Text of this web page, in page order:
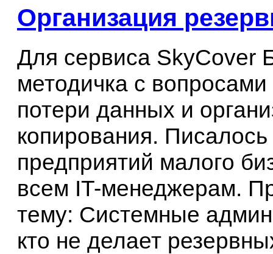
Организация
Для сервиса SkyCover
методичка с
потери данных и
копирования.
предприятий малого
всем IT-менеджерам.
тему: Системные
кто не делает